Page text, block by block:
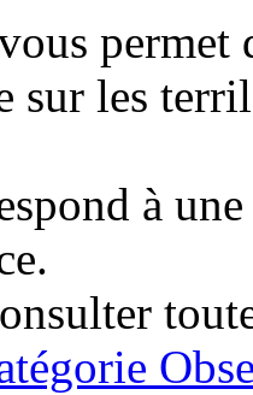
permet
sur les
à